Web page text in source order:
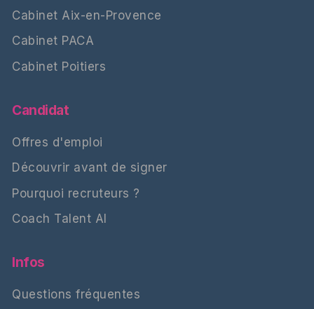
Cabinet Aix-en-Provence
Cabinet PACA
Cabinet Poitiers
Candidat
Offres d'emploi
Découvrir avant de signer
Pourquoi recruteurs ?
Coach Talent AI
Infos
Questions fréquentes